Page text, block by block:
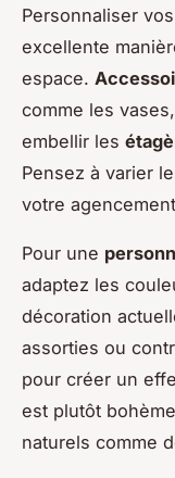
Personnaliser vos
excellente
espace.
comme les
embellir les
Pensez à varier
votre
Pour une
adaptez les
décoration
assorties ou
pour créer un
est plutôt
naturels comme